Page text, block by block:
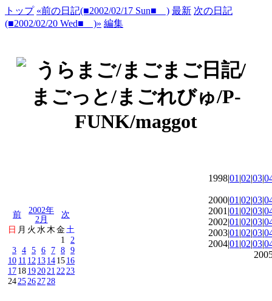
トップ «前の日記(■2002/02/17 Sun■ ) 最新 次の日記
(■2002/02/20 Wed■ )» 編集
前
2002年
2月
次
日 月 火 水 木金 土
1
2
3 4 5 6 7 8 9
10 11 12 13141516
1718192021 22 23
2425262728
1998|01 |02|03|
2000|01 |02|03|
2001|01 |02|03|
2002|01 |02|03|
2003|01 |02|03|
2004|01 |02|03|